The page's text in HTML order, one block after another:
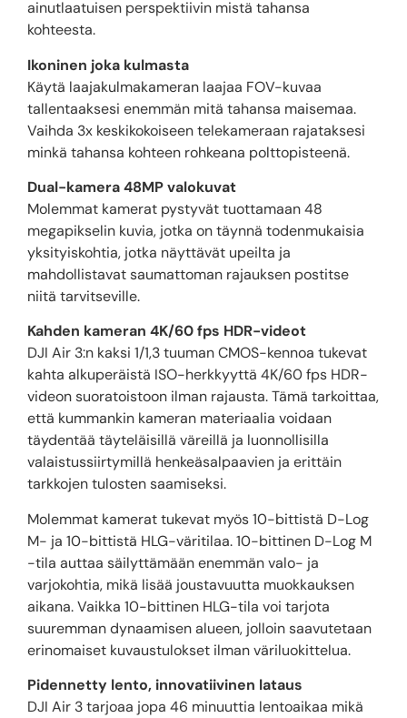
ainutlaatuisen perspektiivin mistä tahansa
kohteesta.
Ikoninen joka kulmasta
Käytä laajakulmakameran laajaa FOV-kuvaa
tallentaaksesi enemmän mitä tahansa maisemaa.
Vaihda 3x keskikokoiseen telekameraan rajataksesi
minkä tahansa kohteen rohkeana polttopisteenä.
Dual-kamera 48MP valokuvat
Molemmat kamerat pystyvät tuottamaan 48
megapikselin kuvia, jotka on täynnä todenmukaisia ​​
yksityiskohtia, jotka näyttävät upeilta ja
mahdollistavat saumattoman rajauksen postitse
niitä tarvitseville.
Kahden kameran 4K/60 fps HDR-videot
DJI Air 3:n kaksi 1/1,3 tuuman CMOS-kennoa tukevat
kahta alkuperäistä ISO-herkkyyttä 4K/60 fps HDR-
videon suoratoistoon ilman rajausta. Tämä tarkoittaa,
että kummankin kameran materiaalia voidaan
täydentää täyteläisillä väreillä ja luonnollisilla
valaistussiirtymillä henkeäsalpaavien ja erittäin
tarkkojen tulosten saamiseksi.
Molemmat kamerat tukevat myös 10-bittistä D-Log
M- ja 10-bittistä HLG-väritilaa. 10-bittinen D-Log M
-tila auttaa säilyttämään enemmän valo- ja
varjokohtia, mikä lisää joustavuutta muokkauksen
aikana. Vaikka 10-bittinen HLG-tila voi tarjota
suuremman dynaamisen alueen, jolloin saavutetaan
erinomaiset kuvaustulokset ilman väriluokittelua.
Pidennetty lento, innovatiivinen lataus
DJI Air 3 tarjoaa jopa 46 minuuttia lentoaikaa mikä